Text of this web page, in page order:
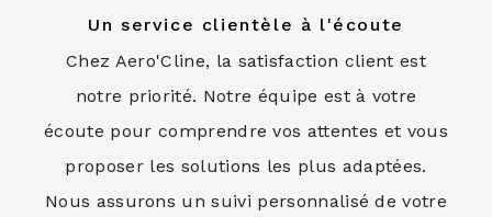
Un service clientèle à l'écoute
Chez Aero'Cline, la satisfaction client est
notre priorité. Notre équipe est à votre
écoute pour comprendre vos attentes et vous
proposer les solutions les plus adaptées.
Nous assurons un suivi personnalisé de votre